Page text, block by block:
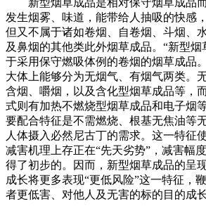
新型烟草成品是相对保守烟草成品
发生烟雾、味道，能带给人抽吸的快感
但又不属于诸如卷烟、自卷烟、斗烟、
及鼻烟的其他类此外烟草成品。“新型烟
于采用保守燃吸体例的卷烟的烟草成品
大体上能够分为无烟气、有烟气两类。
含烟、嚼烟，以及含化型烟草成品等，
式则有加热不燃烧型烟草成品和电子烟
要配合特征是不需燃烧、根基无焦油等
人体摄入必然尼古丁的需求。这一特征
减害机理上存正在“先天劣势”，减害幅
得了初步的。因而，新型烟草成品的呈
成长将更多表现“更低风险”这一特征，
者更低害、对他人及无害的标的目的成长